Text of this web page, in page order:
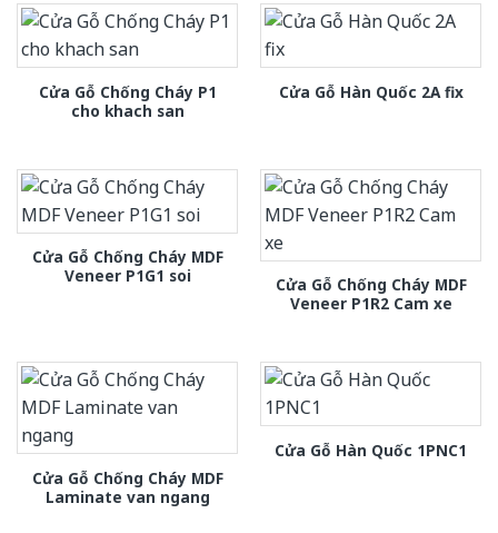
Cửa Gỗ Chống Cháy P1
cho khach san
Cửa Gỗ Hàn Quốc 2A fix
Cửa Gỗ Chống Cháy MDF
Veneer P1G1 soi
Cửa Gỗ Chống Cháy MDF
Veneer P1R2 Cam xe
Cửa Gỗ Chống Cháy MDF
Laminate van ngang
Cửa Gỗ Hàn Quốc 1PNC1